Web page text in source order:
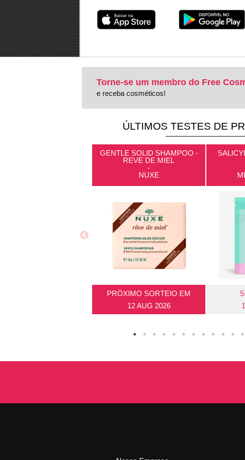
Torne-se um membro do Free
e receba cosméticos!
ÚLTIMOS TESTES DE
GENTLE SOLID SHAMPOO -
REVE DE MIEL
-
NUXE
PRÓXIMO SORTEIO EM
12 AUG 2026